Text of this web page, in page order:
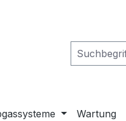
Wartung